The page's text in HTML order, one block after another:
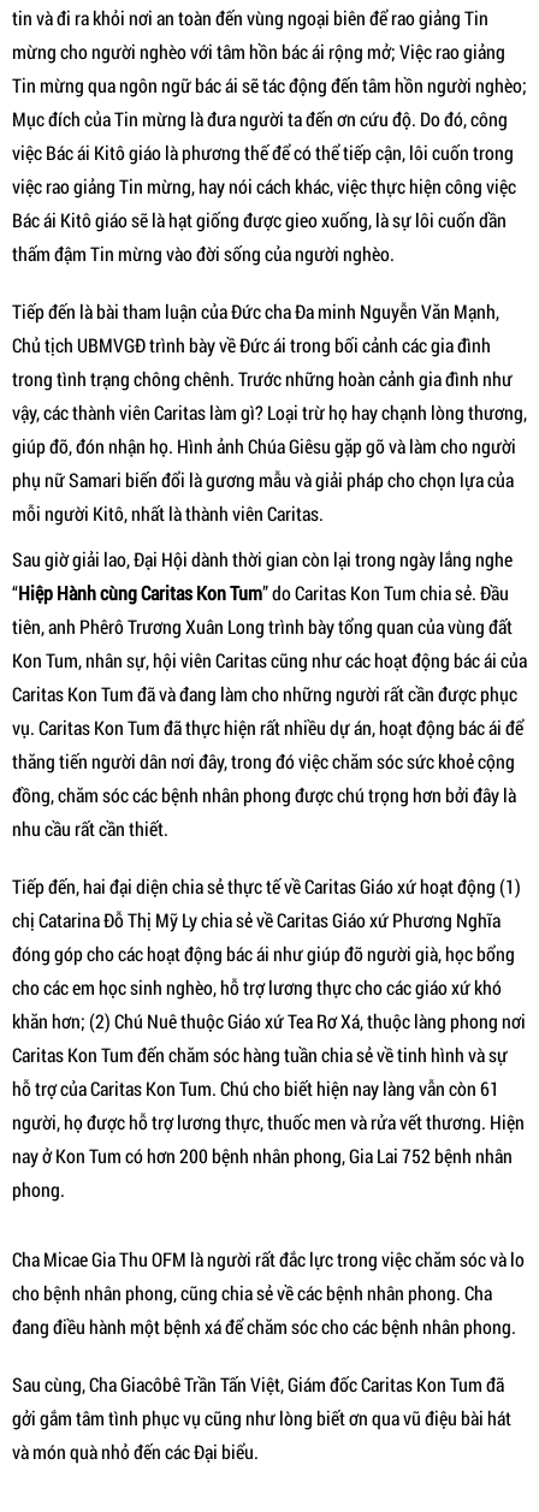
tin và đi ra khỏi nơi an toàn đến vùng ngoại biên để rao giảng Tin
mừng cho người nghèo với tâm hồn bác ái rộng mở; Việc rao giảng
Tin mừng qua ngôn ngữ bác ái sẽ tác động đến tâm hồn người nghèo;
Mục đích của Tin mừng là đưa người ta đến ơn cứu độ. Do đó, công
việc Bác ái Kitô giáo là phương thế để có thể tiếp cận, lôi cuốn trong
việc rao giảng Tin mừng, hay nói cách khác, việc thực hiện công việc
Bác ái Kitô giáo sẽ là hạt giống được gieo xuống, là sự lôi cuốn dần
thấm đậm Tin mừng vào đời sống của người nghèo.
Tiếp đến là bài tham luận của Đức cha Đa minh Nguyễn Văn Mạnh,
Chủ tịch UBMVGĐ trình bày về Đức ái trong bối cảnh các gia đình
trong tình trạng chông chênh. Trước những hoàn cảnh gia đình như
vậy, các thành viên Caritas làm gì? Loại trừ họ hay chạnh lòng thương,
giúp đỡ, đón nhận họ. Hình ảnh Chúa Giêsu gặp gỡ và làm cho người
phụ nữ Samari biến đổi là gương mẫu và giải pháp cho chọn lựa của
mỗi người Kitô, nhất là thành viên Caritas.
Sau giờ giải lao, Đại Hội dành thời gian còn lại trong ngày lắng nghe
“Hiệp Hành cùng Caritas Kon Tum” do Caritas Kon Tum chia sẻ. Đầu
tiên, anh Phêrô Trương Xuân Long trình bày tổng quan của vùng đất
Kon Tum, nhân sự, hội viên Caritas cũng như các hoạt động bác ái của
Caritas Kon Tum đã và đang làm cho những người rất cần được phục
vụ. Caritas Kon Tum đã thực hiện rất nhiều dự án, hoạt động bác ái để
thăng tiến người dân nơi đây, trong đó việc chăm sóc sức khoẻ cộng
đồng, chăm sóc các bệnh nhân phong được chú trọng hơn bởi đây là
nhu cầu rất cần thiết.
Tiếp đến, hai đại diện chia sẻ thực tế về Caritas Giáo xứ hoạt động (1)
chị Catarina Đỗ Thị Mỹ Ly chia sẻ về Caritas Giáo xứ Phương Nghĩa
đóng góp cho các hoạt động bác ái như giúp đỡ người già, học bổng
cho các em học sinh nghèo, hỗ trợ lương thực cho các giáo xứ khó
khăn hơn; (2) Chú Nuê thuộc Giáo xứ Tea Rơ Xá, thuộc làng phong nơi
Caritas Kon Tum đến chăm sóc hàng tuần chia sẻ về tinh hình và sự
hỗ trợ của Caritas Kon Tum. Chú cho biết hiện nay làng vẫn còn 61
người, họ được hỗ trợ lương thực, thuốc men và rửa vết thương. Hiện
nay ở Kon Tum có hơn 200 bệnh nhân phong, Gia Lai 752 bệnh nhân
phong.
Cha Micae Gia Thu OFM là người rất đắc lực trong việc chăm sóc và lo
cho bệnh nhân phong, cũng chia sẻ về các bệnh nhân phong. Cha
đang điều hành một bệnh xá để chăm sóc cho các bệnh nhân phong.
Sau cùng, Cha Giacôbê Trần Tấn Việt, Giám đốc Caritas Kon Tum đã
gởi gắm tâm tình phục vụ cũng như lòng biết ơn qua vũ điệu bài hát
và món quà nhỏ đến các Đại biểu.